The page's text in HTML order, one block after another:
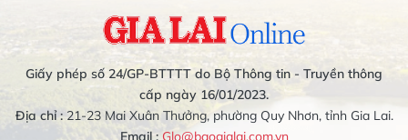
Giấy phép số 24/GP-BTTTT do Bộ Thông tin - Truyền thông
cấp ngày 16/01/2023.
Địa chỉ :21-23 Mai Xuân Thưởng, phường Quy Nhơn, tỉnh Gia Lai.
Email : Glo@baogialai.com.vn